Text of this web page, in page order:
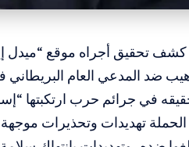
كشف تحقيق أجراه موقع “ميدل
ضد المدعي العام البريطاني
في جرائم حرب ارتكبتها
تهديدات وتحذيرات